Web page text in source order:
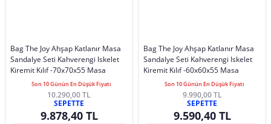
Bag The Joy Ahşap Katlanır Masa
Sandalye Seti Kahverengi Iskelet
Kiremit Kılıf -70x70x55 Masa
Son 10 Günün En Düşük Fiyatı
10.290,00 TL
SEPETTE
9.878,40 TL
Bag The Joy Ahşap Katlanır Masa
Sandalye Seti Kahverengi Iskelet
Kiremit Kılıf -60x60x55 Masa
Son 10 Günün En Düşük Fiyatı
9.990,00 TL
SEPETTE
9.590,40 TL